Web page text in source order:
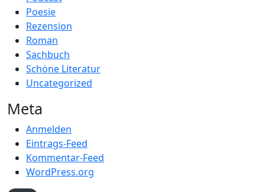
Poesie
Rezension
Roman
Sachbuch
Schöne Literatur
Uncategorized
Meta
Anmelden
Eintrags-Feed
Kommentar-Feed
WordPress.org